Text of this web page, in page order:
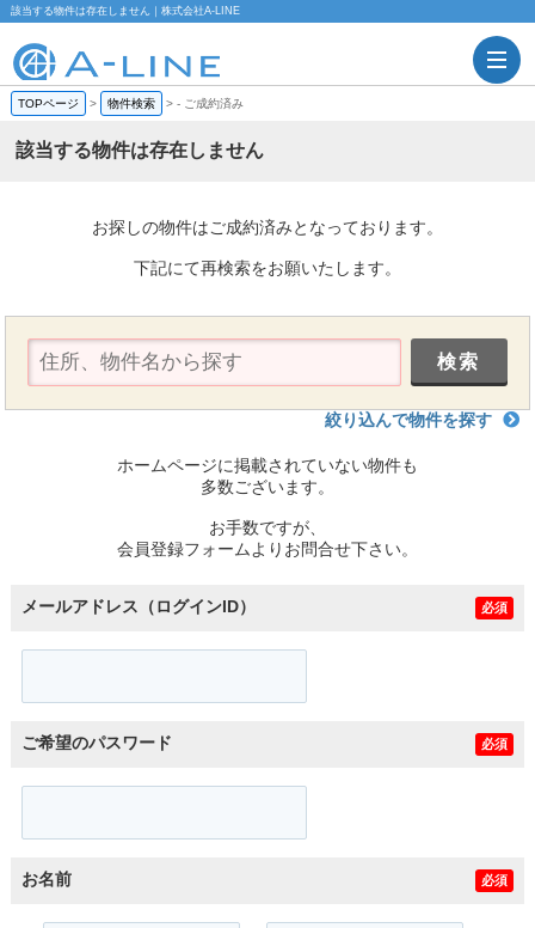
該当する物件は存在しません｜株式会社A-LINE
TOPページ > 物件検索 >- ご成約済み
該当する物件は存在しません
お探しの物件はご成約済みとなっております。
下記にて再検索をお願いたします。
絞り込んで物件を探す
ホームページに掲載されていない物件も
多数ございます。
お手数ですが、
会員登録フォームよりお問合せ下さい。
メールアドレス（ログインID） 必須
ご希望のパスワード 必須
お名前 必須